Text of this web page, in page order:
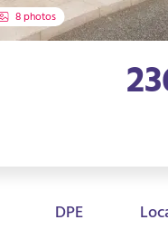
8 photos
DPE